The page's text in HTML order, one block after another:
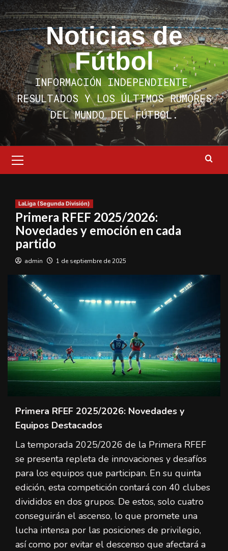
Saltar
al
contenido
Noticias de
Fútbol
INFORMACIÓN INDEPENDIENTE,
RESULTADOS Y LOS ÚLTIMOS RUMORES
DEL MUNDO DEL FÚTBOL.
primario
LaLiga (Segunda División)
Primera RFEF 2025/2026:
Novedades y emoción en cada
partido
admin 1 de septiembre de 2025
Primera RFEF 2025/2026: Novedades y
Equipos Destacados
La temporada 2025/2026 de la Primera RFEF
se presenta repleta de innovaciones y desafíos
para los equipos que participan. En su quinta
edición, esta competición contará con 40 clubes
divididos en dos grupos. De estos, solo cuatro
conseguirán el ascenso, lo que promete una
lucha intensa por las posiciones de privilegio,
así como por evitar el descenso que afectará a